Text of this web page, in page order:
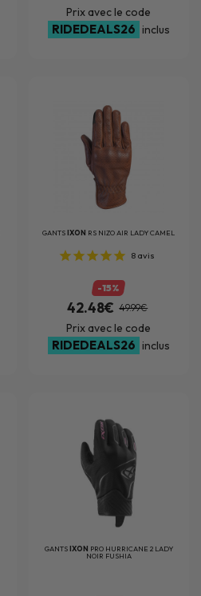
Prix avec le code
RIDEDEALS26 inclus
GANTSIXON RS NIZO AIR LADY CAMEL
8 avis
-15%
42.48€ 49.99€
Prix avec le code
RIDEDEALS26 inclus
GANTSIXON PRO HURRICANE 2 LADY
NOIR FUSHIA